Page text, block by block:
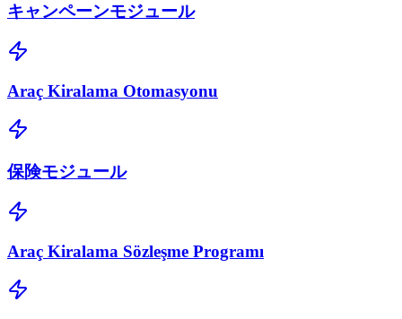
キャンペーンモジュール
Araç Kiralama Otomasyonu
保険モジュール
Araç Kiralama Sözleşme Programı